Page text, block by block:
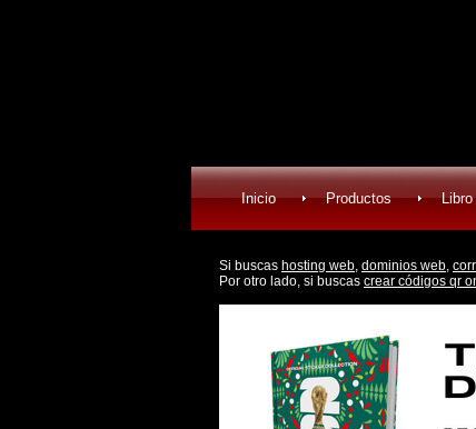
Inicio Productos
Si buscas hosting web, dominios web,
Por otro lado, si buscas crear códigos qr